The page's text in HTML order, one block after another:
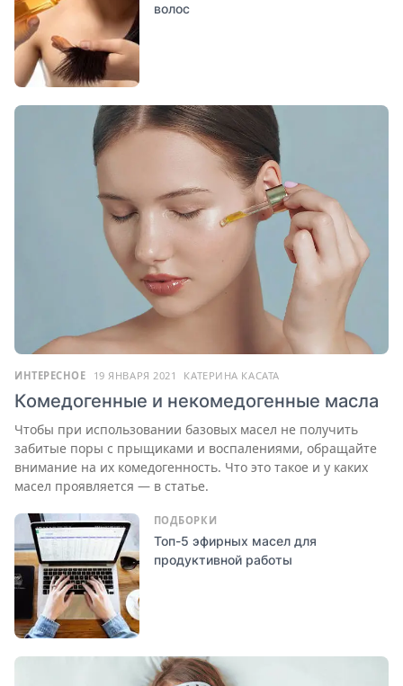
волос
ИНТЕРЕСНОЕ 19 ЯНВАРЯ 2021 КАТЕРИНА КАСАТА
Комедогенные и некомедогенные масла
Чтобы при использовании базовых масел не получить
забитые поры с прыщиками и воспалениями, обращайте
внимание на их комедогенность. Что это такое и у каких
масел проявляется — в статье.
ПОДБОРКИ
Топ-5 эфирных масел для
продуктивной работы